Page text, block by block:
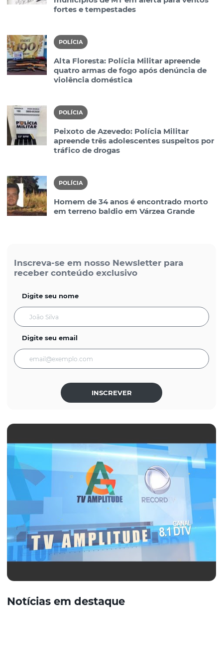
fortes e tempestades
POLÍCIA
Alta Floresta: Polícia Militar apreende
quatro armas de fogo após denúncia de
violência doméstica
POLÍCIA
Peixoto de Azevedo: Polícia Militar
apreende três adolescentes suspeitos por
tráfico de drogas
POLÍCIA
Homem de 34 anos é encontrado morto
em terreno baldio em Várzea Grande
Inscreva-se em nosso Newsletter para
receber conteúdo exclusivo
Digite seu nome
Digite seu email
INSCREVER
Notícias em destaque